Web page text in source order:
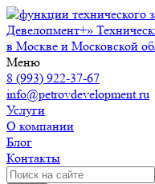
Девелопмент+»
в Москве и Московской
Меню
8 (993) 922-37-67
info@petrovdevelopment.ru
Услуги
О компании
Блог
Контакты